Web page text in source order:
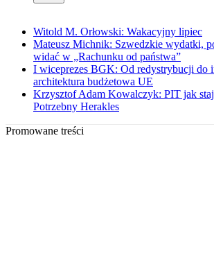
Witold M. Orłowski: Wakacyjny lipiec
Mateusz Michnik: Szwedzkie wydatki,
widać w „Rachunku od państwa”
I wiceprezes BGK: Od redystrybucji do
architektura budżetowa UE
Krzysztof Adam Kowalczyk: PIT jak
Potrzebny Herakles
Promowane treści